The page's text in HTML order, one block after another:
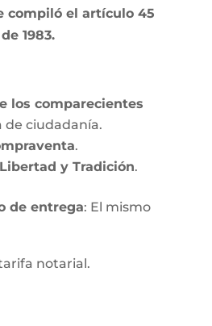
compiló el artículo 45
1983.
los comparecientes
de ciudadanía.
.
y Tradición.
de entrega: El mismo
notarial.